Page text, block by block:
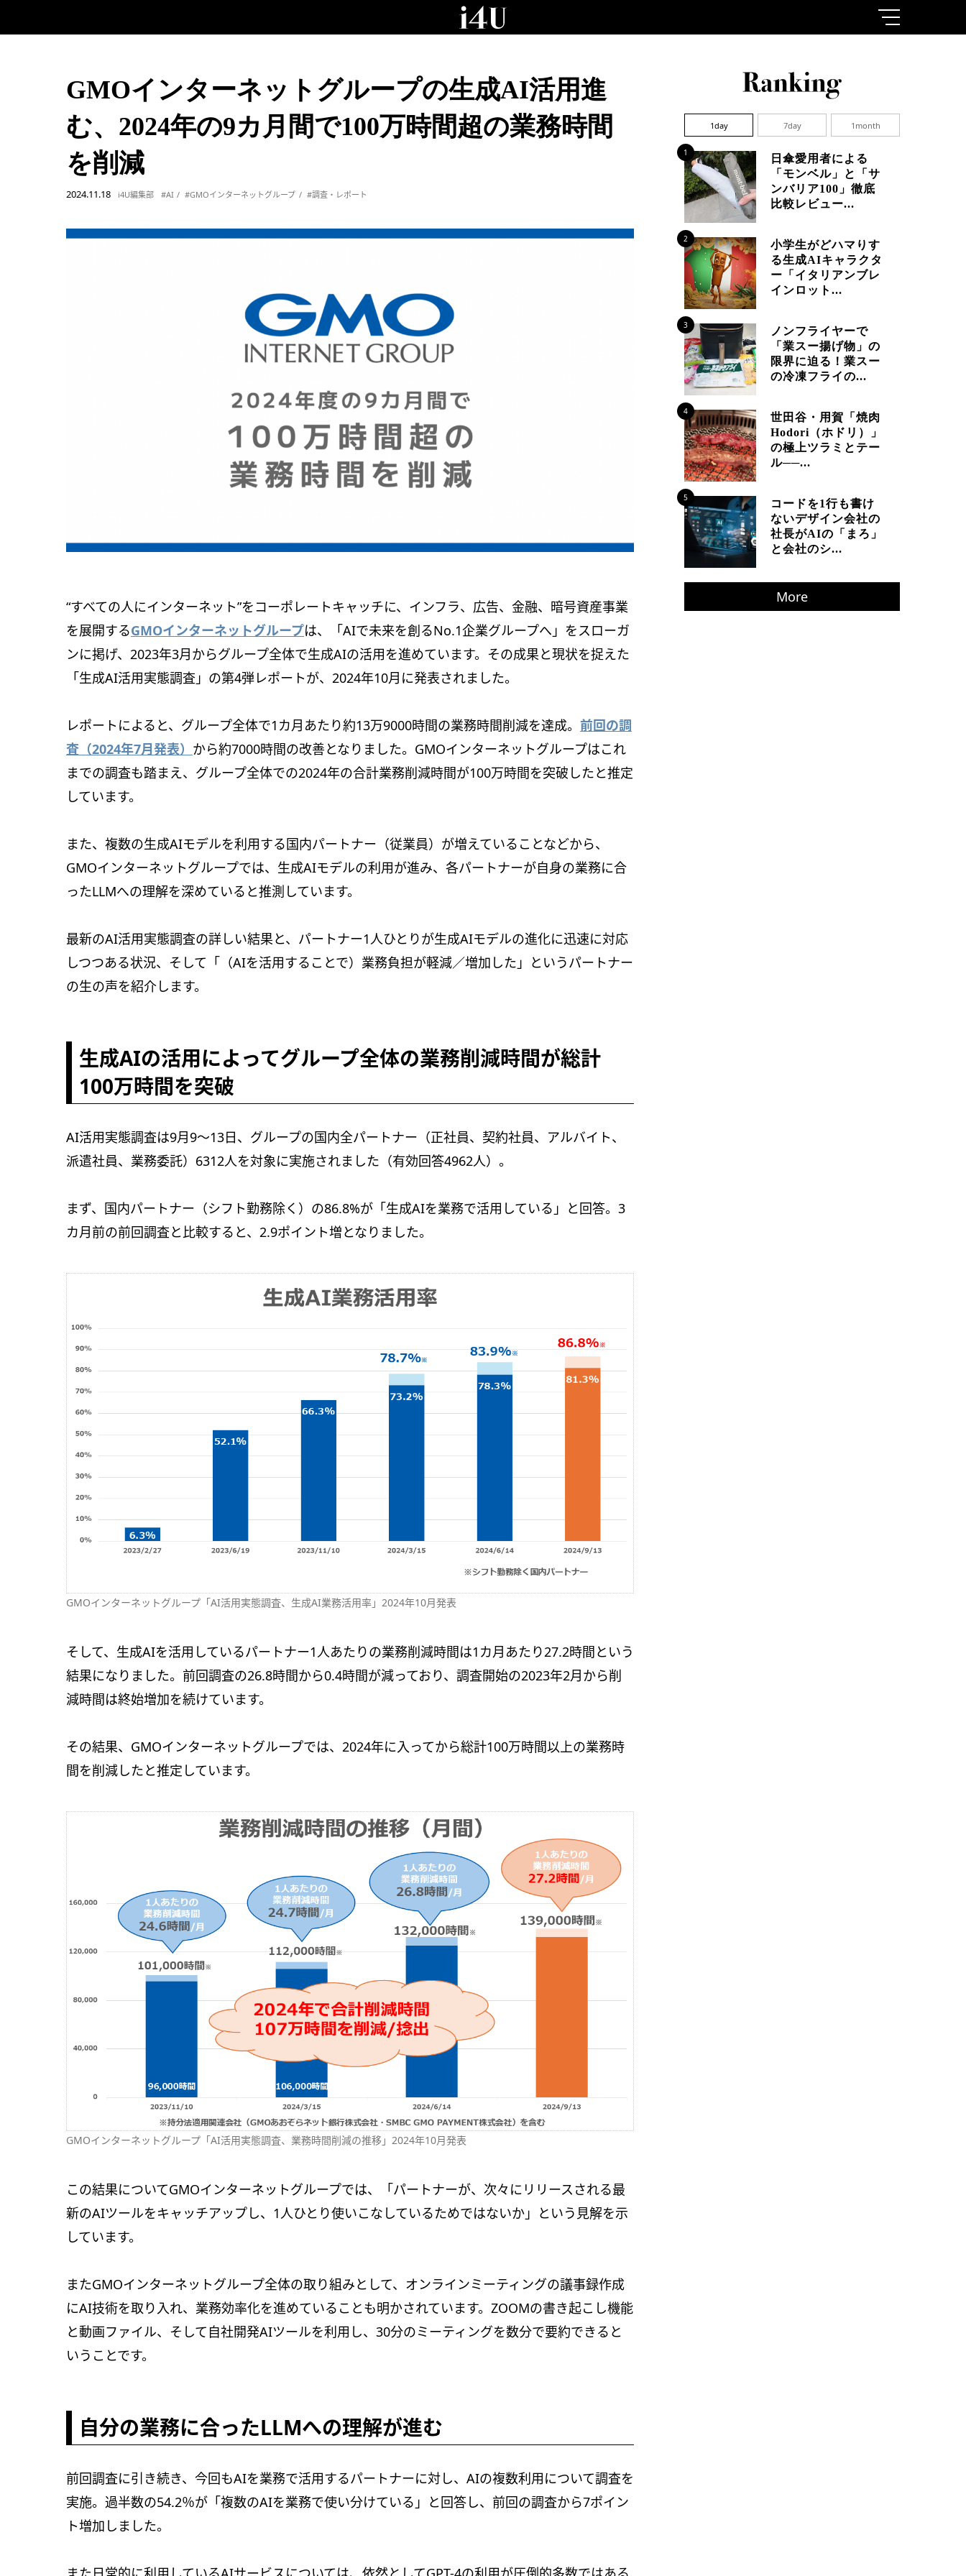
GMOインターネットグループの生成AI活用進
む、2024年の9カ月間で100万時間超の業務時間
を削減
2024.11.18 i4U編集部 #AI #GMOインターネットグループ #調査・レポート
“すべての人にインターネット”をコーポレートキャッチに、インフラ、広告、金融、暗号資産事業
を展開するGMOインターネットグループは、「AIで未来を創るNo.1企業グループへ」をスローガ
ンに掲げ、2023年3月からグループ全体で生成AIの活用を進めています。その成果と現状を捉えた
「生成AI活用実態調査」の第4弾レポートが、2024年10月に発表されました。
レポートによると、グループ全体で1カ月あたり約13万9000時間の業務時間削減を達成。 前回の調
査（2024年7月発表） から約7000時間の改善となりました。GMOインターネットグループはこれ
までの調査も踏まえ、グループ全体での2024年の合計業務削減時間が100万時間を突破したと推定
しています。
また、複数の生成AIモデルを利用する国内パートナー（従業員）が増えていることなどから、
GMOインターネットグループでは、生成AIモデルの利用が進み、各パートナーが自身の業務に合
ったLLMへの理解を深めていると推測しています。
最新のAI活用実態調査の詳しい結果と、パートナー1人ひとりが生成AIモデルの進化に迅速に対応
しつつある状況、そして「（AIを活用することで）業務負担が軽減／増加した」というパートナー
の生の声を紹介します。
生成AIの活用によってグループ全体の業務削減時間が総計
100万時間を突破
AI活用実態調査は9月9〜13日、グループの国内全パートナー（正社員、契約社員、アルバイト、
派遣社員、業務委託）6312人を対象に実施されました（有効回答4962人）。
まず、国内パートナー（シフト勤務除く）の86.8%が「生成AIを業務で活用している」と回答。3
カ月前の前回調査と比較すると、2.9ポイント増となりました。
GMOインターネットグループ「AI活用実態調査、生成AI業務活用率」2024年10月発表
そして、生成AIを活用しているパートナー1人あたりの業務削減時間は1カ月あたり27.2時間という
結果になりました。前回調査の26.8時間から0.4時間が減っており、調査開始の2023年2月から削
減時間は終始増加を続けています。
その結果、GMOインターネットグループでは、2024年に入ってから総計100万時間以上の業務時
間を削減したと推定しています。
GMOインターネットグループ「AI活用実態調査、業務時間削減の推移」2024年10月発表
この結果についてGMOインターネットグループでは、「パートナーが、次々にリリースされる最
新のAIツールをキャッチアップし、1人ひとり使いこなしているためではないか」という見解を示
しています。
またGMOインターネットグループ全体の取り組みとして、オンラインミーティングの議事録作成
にAI技術を取り入れ、業務効率化を進めていることも明かされています。ZOOMの書き起こし機能
と動画ファイル、そして自社開発AIツールを利用し、30分のミーティングを数分で要約できると
いうことです。
自分の業務に合ったLLMへの理解が進む
前回調査に引き続き、今回もAIを業務で活用するパートナーに対し、AIの複数利用について調査を
実施。過半数の54.2％が「複数のAIを業務で使い分けている」と回答し、前回の調査から7ポイン
ト増加しました。
1day 7day 1month
1
日傘愛用者による
「モンベル」と「サ
ンバリア100」徹底
比較レビュー...
2
小学生がどハマりす
る生成AIキャラクタ
ー「イタリアンブレ
インロット...
3
ノンフライヤーで
「業スー揚げ物」の
限界に迫る！業スー
の冷凍フライの...
4
世田谷・用賀「焼肉
Hodori（ホドリ）」
の極上ツラミとテー
ル──...
5
コードを1行も書け
ないデザイン会社の
社長がAIの「まろ」
と会社のシ...
More